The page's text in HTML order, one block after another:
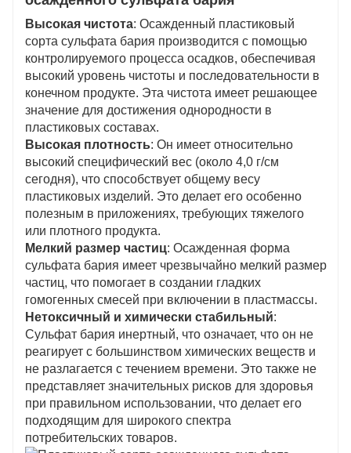
Высокая чистота: Осажденный пластиковый
сорта сульфата бария производится с помощью
контролируемого процесса осадков, обеспечивая
высокий уровень чистоты и последовательности в
конечном продукте. Эта чистота имеет решающее
значение для достижения однородности в
пластиковых составах.
Высокая плотность: Он имеет относительно
высокий специфический вес (около 4,0 г/см
сегодня), что способствует общему весу
пластиковых изделий. Это делает его особенно
полезным в приложениях, требующих тяжелого
или плотного продукта.
Мелкий размер частиц: Осажденная форма
сульфата бария имеет чрезвычайно мелкий размер
частиц, что помогает в создании гладких
гомогенных смесей при включении в пластмассы.
Нетоксичный и химически стабильный:
Сульфат бария инертный, что означает, что он не
реагирует с большинством химических веществ и
не разлагается с течением времени. Это также не
представляет значительных рисков для здоровья
при правильном использовании, что делает его
подходящим для широкого спектра
потребительских товаров.